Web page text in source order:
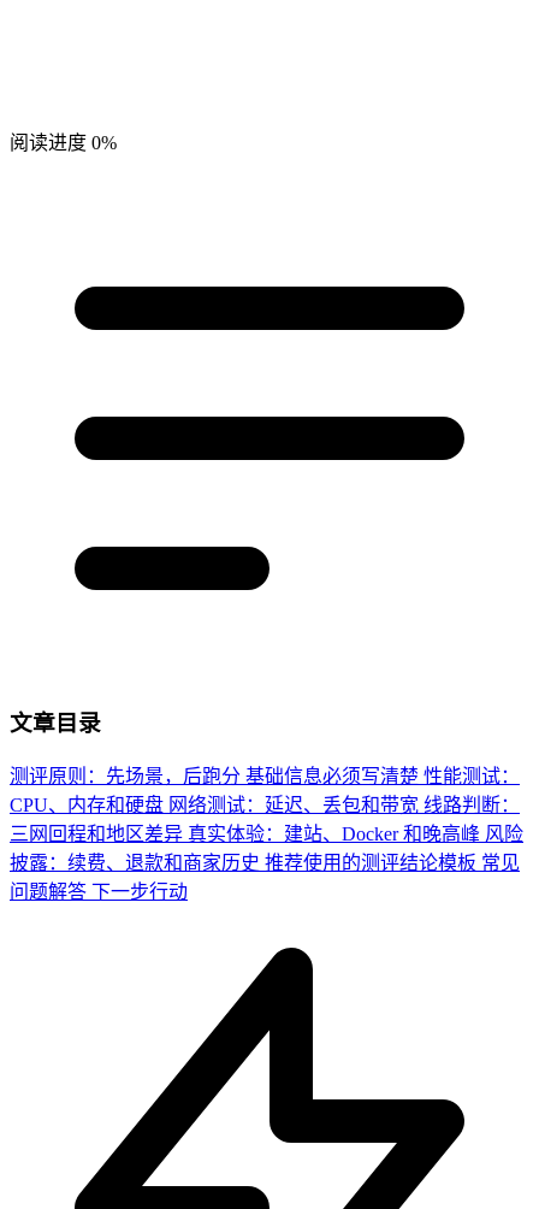
阅读进度 0%
文章目录
测评原则：先场景，后跑分 基础信息必须写清楚 性能测试：
CPU、内存和硬盘 网络测试：延迟、丢包和带宽 线路判断：
三网回程和地区差异 真实体验：建站、Docker 和晚高峰 风险
披露：续费、退款和商家历史 推荐使用的测评结论模板 常见
问题解答 下一步行动